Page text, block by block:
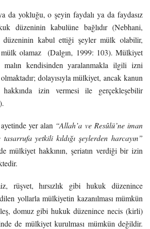
da yokluğu, o şeyin faydalı ya da faydasız
düzeninin kabulüne bağlıdır (Nebhani,
kabul ettiği şeyler mülk olabilir,
mülk olamaz (Dalgın, 1999: 103). Mülkiyet
malın kendisinden yaralanmakla ilgili izni
dolayısıyla mülkiyet, ancak kanun
izin vermesi ile gerçekleşebilir
yer alan “Allah’a ve Resûlü’ne iman
yetkili kıldığı şeylerden harcayın”
mülkiyet hakkının, şeriatın verdiği bir izin
rüşvet, hırsızlık gibi hukuk düzenince
yollarla mülkiyetin kazanılması mümkün
domuz gibi hukuk düzenince necis (kirli)
de mülkiyet kurulması mümkün değildir.